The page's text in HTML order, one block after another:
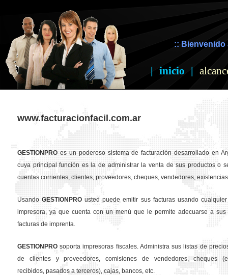
:: Bienvenido
| inicio |
www.facturacionfacil.com.ar
GESTION PRO es un poderoso sistema de facturación desarrollado en
cuya principal función es la de administrar la venta de sus productos o
cuentas corrientes, clientes, proveedores, cheques, vendedores,
Usando GESTION PRO usted puede emitir sus facturas usando
impresora, ya que cuenta con un menú que le permite adecuarse a sus
facturas de imprenta.
GESTION PRO soporta impresoras fiscales. Administra sus listas de
de clientes y proveedores, comisiones de vendedores, cheques
recibidos, pasados a terceros), cajas, bancos, etc.